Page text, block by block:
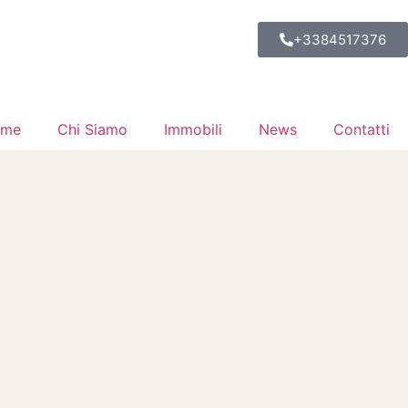
+3384517376
Chi Siamo Immobili News Contatti